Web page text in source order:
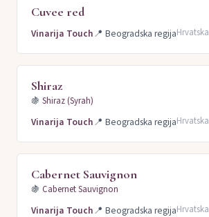
Cuvee red
Vinarija Touch📍 Beogradska regijaHrvatska
Shiraz
🍇 Shiraz (Syrah)
Vinarija Touch📍 Beogradska regijaHrvatska
Cabernet Sauvignon
🍇 Cabernet Sauvignon
Vinarija Touch📍 Beogradska regijaHrvatska